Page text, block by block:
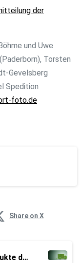
der
und Uwe
Torsten
Gevelsberg
Spedition
foto.de
Share on X
Neue Nachhaltigkeits-Produkte der CargoLine